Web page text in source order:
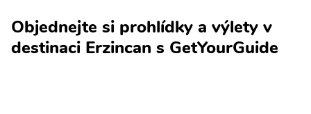
Objednejte si prohlídky a výlety v
destinaci Erzincan s GetYourGuide